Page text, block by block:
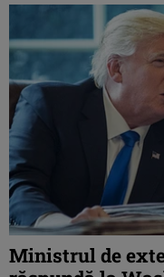
Ministrul de